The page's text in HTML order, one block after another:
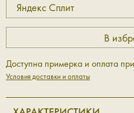
Яндекс Сплит
Доступна примерка и оплата
Условия доставки и оплаты